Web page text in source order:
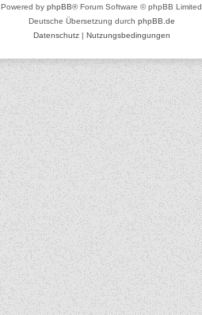
Powered by phpBB® Forum Software © phpBB Limited
Deutsche Übersetzung durch phpBB.de
Datenschutz| Nutzungsbedingungen